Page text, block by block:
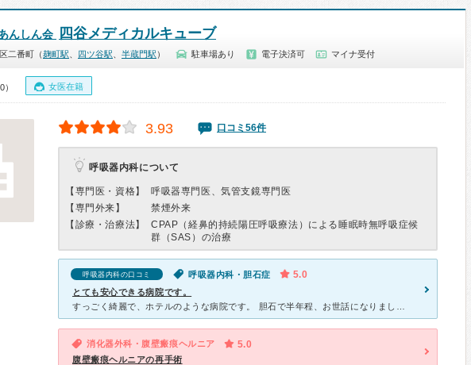
んしん会 四谷メディカルキューブ
二番町（麹町駅 四ツ谷駅 半蔵門駅 ） 駐車場あり 電子決済可 マイナ受付
女医在籍
3.93 口コミ56件
呼吸器内科について
【専門医・資格】
呼吸器専門医、気管支鏡専門医
【専門外来】
禁煙外来
【診療・治療法】
CPAP（経鼻的持続陽圧呼吸療法）による睡眠時無呼吸症候
群（SAS）の治療
呼吸器内科の口コミ 呼吸器内科・胆石症 5.0
とても安心できる病院です。
消化器外科・腹壁瘢痕ヘルニア 5.0
腹壁瘢痕ヘルニアの再手術